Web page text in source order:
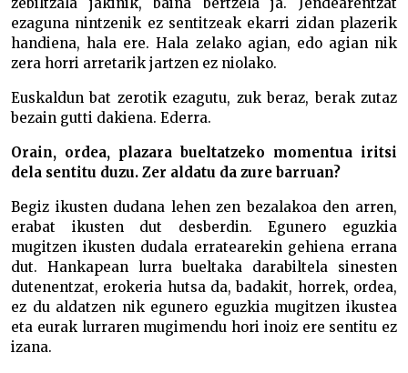
zebiltzala jakinik, baina bertzela ja. Jendearentzat
ezaguna nintzenik ez sentitzeak ekarri zidan plazerik
handiena, hala ere. Hala zelako agian, edo agian nik
zera horri arretarik jartzen ez niolako.
Euskaldun bat zerotik ezagutu, zuk beraz, berak zutaz
bezain gutti dakiena. Ederra.
Orain, ordea, plazara bueltatzeko momentua iritsi
dela sentitu duzu. Zer aldatu da zure barruan?
Begiz ikusten dudana lehen zen bezalakoa den arren,
erabat ikusten dut desberdin. Egunero eguzkia
mugitzen ikusten dudala erratearekin gehiena errana
dut. Hankapean lurra bueltaka darabiltela sinesten
dutenentzat, erokeria hutsa da, badakit, horrek, ordea,
ez du aldatzen nik egunero eguzkia mugitzen ikustea
eta eurak lurraren mugimendu hori inoiz ere sentitu ez
izana.